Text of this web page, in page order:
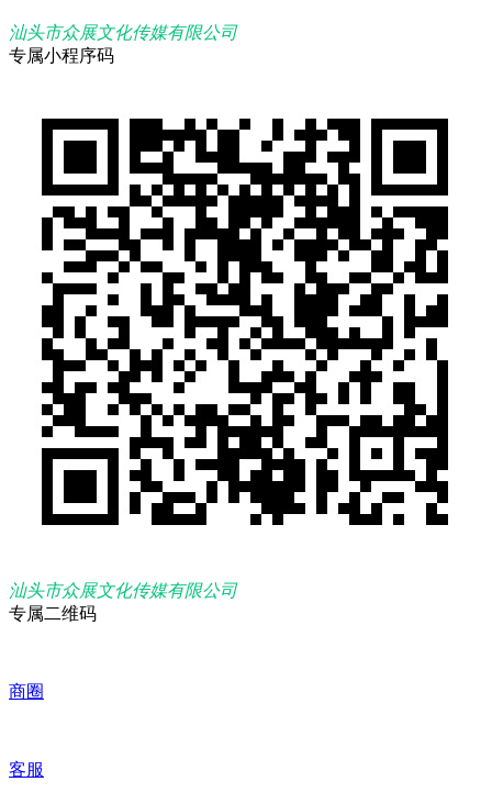
汕头市众展文化传媒有限公司
专属小程序码
汕头市众展文化传媒有限公司
专属二维码
商圈
客服